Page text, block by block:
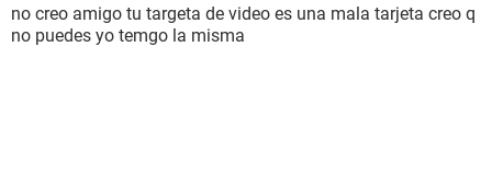
no creo amigo tu targeta de video es una mala tarjeta creo q
no puedes yo temgo la misma